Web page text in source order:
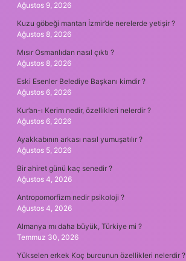
Ağustos 9, 2026
Kuzu göbeği mantarı İzmir’de nerelerde yetişir ?
Ağustos 8, 2026
Mısır Osmanlıdan nasıl çıktı ?
Ağustos 8, 2026
Eski Esenler Belediye Başkanı kimdir ?
Ağustos 6, 2026
Kur’an-ı Kerim nedir, özellikleri nelerdir ?
Ağustos 6, 2026
Ayakkabının arkası nasıl yumuşatılır ?
Ağustos 5, 2026
Bir ahiret günü kaç senedir ?
Ağustos 4, 2026
Antropomorfizm nedir psikoloji ?
Ağustos 4, 2026
Almanya mı daha büyük, Türkiye mi ?
Temmuz 30, 2026
Yükselen erkek Koç burcunun özellikleri nelerdir ?